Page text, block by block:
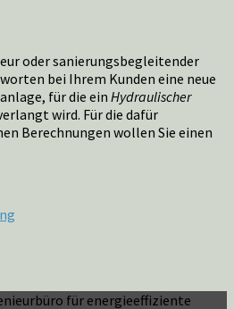
oder sanierungsbegleitender
bei Ihrem Kunden eine neue
für die ein Hydraulischer
wird. Für die dafür
Berechnungen wollen Sie einen
für energieeffiziente